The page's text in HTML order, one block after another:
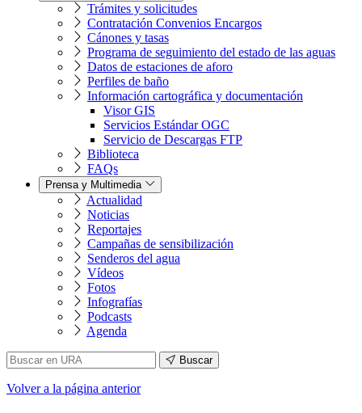
Trámites y solicitudes
Contratación Convenios Encargos
Cánones y tasas
Programa de seguimiento del estado de las aguas
Datos de estaciones de aforo
Perfiles de baño
Información cartográfica y documentación
Visor GIS
Servicios Estándar OGC
Servicio de Descargas FTP
Biblioteca
FAQs
Prensa y Multimedia
Actualidad
Noticias
Reportajes
Campañas de sensibilización
Senderos del agua
Vídeos
Fotos
Infografías
Podcasts
Agenda
Buscar
Volvera la página anterior